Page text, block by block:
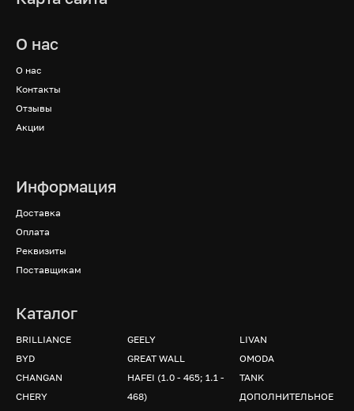
О нас
О нас
Контакты
Отзывы
Акции
Информация
Доставка
Оплата
Реквизиты
Поставщикам
Каталог
BRILLIANCE
BYD
CHANGAN
CHERY
GEELY
GREAT WALL
HAFEI (1.0 - 465; 1.1 -
468)
LIVAN
OMODA
TANK
ДОПОЛНИТЕЛЬНОЕ